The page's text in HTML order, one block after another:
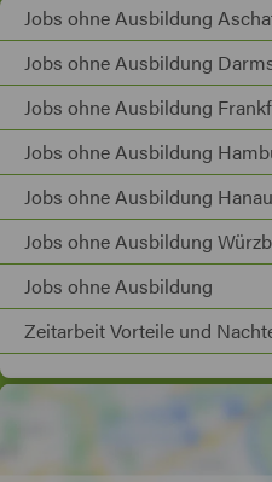
Jobs ohne Ausbildung
Jobs ohne Ausbildung
Jobs ohne Ausbildung
Jobs ohne Ausbildung
Jobs ohne Ausbildung Hanau
Jobs ohne Ausbildung
Jobs ohne Ausbildung
Zeitarbeit Vorteile und